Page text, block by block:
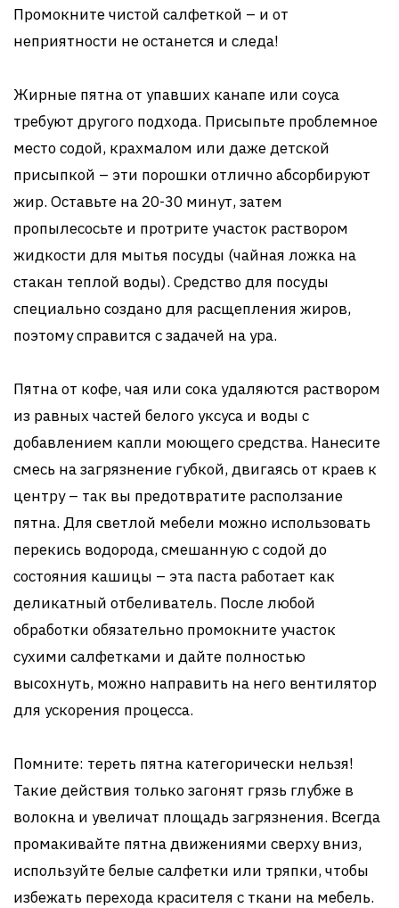
Промокните чистой салфеткой – и от
неприятности не останется и следа!
Жирные пятна от упавших канапе или соуса
требуют другого подхода. Присыпьте проблемное
место содой, крахмалом или даже детской
присыпкой – эти порошки отлично абсорбируют
жир. Оставьте на 20-30 минут, затем
пропылесосьте и протрите участок раствором
жидкости для мытья посуды (чайная ложка на
стакан теплой воды). Средство для посуды
специально создано для расщепления жиров,
поэтому справится с задачей на ура.
Пятна от кофе, чая или сока удаляются раствором
из равных частей белого уксуса и воды с
добавлением капли моющего средства. Нанесите
смесь на загрязнение губкой, двигаясь от краев к
центру – так вы предотвратите расползание
пятна. Для светлой мебели можно использовать
перекись водорода, смешанную с содой до
состояния кашицы – эта паста работает как
деликатный отбеливатель. После любой
обработки обязательно промокните участок
сухими салфетками и дайте полностью
высохнуть, можно направить на него вентилятор
для ускорения процесса.
Помните: тереть пятна категорически нельзя!
Такие действия только загонят грязь глубже в
волокна и увеличат площадь загрязнения. Всегда
промакивайте пятна движениями сверху вниз,
используйте белые салфетки или тряпки, чтобы
избежать перехода красителя с ткани на мебель.